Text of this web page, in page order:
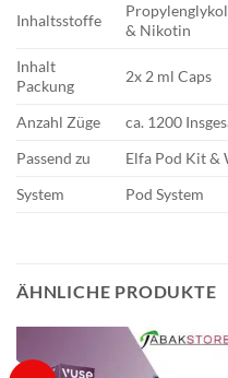
Inhaltsstoffe
& Nikotin
Inhalt
Packung
2x 2 ml Caps
Anzahl Züge
ca. 1200
Passend zu
Elfa Pod Kit &
System
Pod System
ÄHNLICHE PRODUKTE